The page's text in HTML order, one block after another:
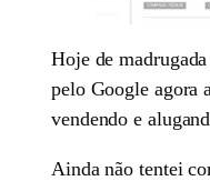
Hoje de
pelo Google agora
vendendo e
Ainda não tentei